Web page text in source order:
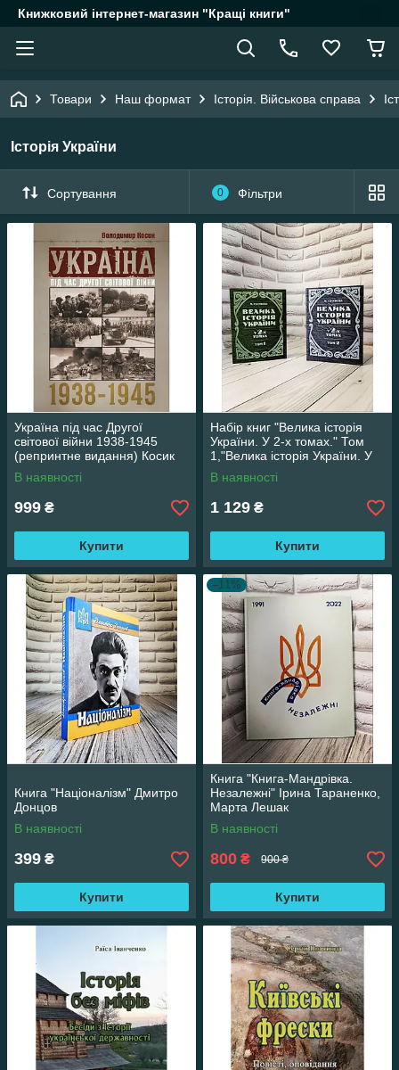
Книжковий інтернет-магазин "Кращі книги"
Товари Наш формат Історія. Військова справа
Історія України
Сортування 0 Фільтри
Україна під час Другої
світової війни 1938-1945
(репринтне видання) Косик
Володимир
В наявності
999 ₴
Купити
Набір книг "Велика історія
України. У 2-х томах." Том
1,"Велика історія України. У
2-х томах." Том 2
В наявності
1 129 ₴
Купити
Книга "Націоналізм" Дмитро
Донцов
В наявності
399 ₴
Купити
–11%
Книга "Книга-Мандрівка.
Незалежні" Ірина Тараненко,
Марта Лешак
В наявності
800 ₴ 900 ₴
Купити